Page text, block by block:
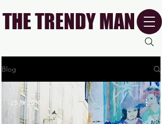
THE TRENDY MAN
Blog
25 jul 2016